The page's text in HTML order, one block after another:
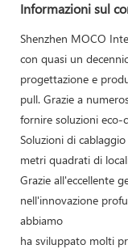
Informazioni sul
Shenzhen MOCO
con quasi un
progettazione e
pull. Grazie a
fornire soluzioni eco-
Soluzioni di
metri quadrati di
Grazie all'eccellente
nell'innovazione
abbiamo
ha sviluppato molti